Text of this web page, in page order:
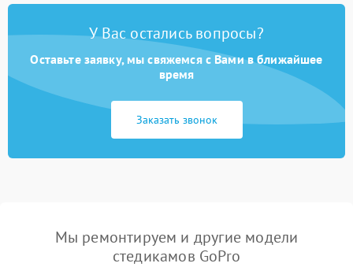
У Вас остались вопросы?
Оставьте заявку, мы свяжемся с Вами в ближайшее
время
Заказать звонок
Мы ремонтируем и другие модели
стедикамов GoPro